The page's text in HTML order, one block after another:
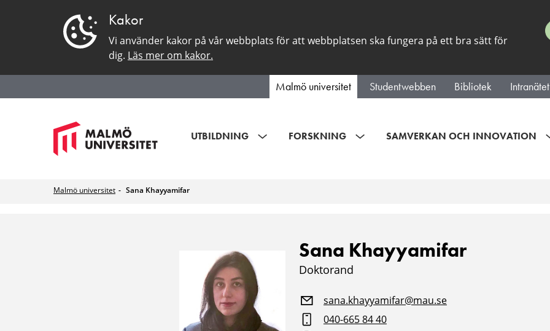
Kakor
Vi använder kakor på vår webbplats för att webbplatsen ska fungera på ett bra sätt för
dig. Läs mer om kakor.
Malmö universitet Studentwebben Bibliotek Intranätet
UTBILDNING FORSKNING SAMVERKAN OCH INNOVATION
Malmö universitet Sana Khayyamifar
Sana Khayyamifar
Doktorand
sana.khayyamifar@mau.se
040-665 84 40